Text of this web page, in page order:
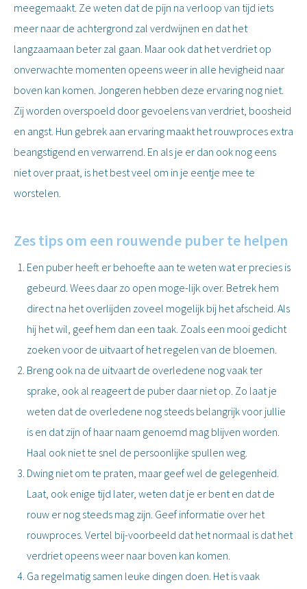
meegemaakt. Ze weten dat de pijn na verloop van tijd iets
meer naar de achtergrond zal verdwijnen en dat het
langzaamaan beter zal gaan. Maar ook dat het verdriet op
onverwachte momenten opeens weer in alle hevigheid naar
boven kan komen. Jongeren hebben deze ervaring nog niet.
Zij worden overspoeld door gevoelens van verdriet, boosheid
en angst. Hun gebrek aan ervaring maakt het rouwproces extra
beangstigend en verwarrend. En als je er dan ook nog eens
niet over praat, is het best veel om in je eentje mee te
worstelen.
Zes tips om een rouwende puber te helpen
Een puber heeft er behoefte aan te weten wat er precies is
gebeurd. Wees daar zo open moge-lijk over. Betrek hem
direct na het overlijden zoveel mogelijk bij het afscheid. Als
hij het wil, geef hem dan een taak. Zoals een mooi gedicht
zoeken voor de uitvaart of het regelen van de bloemen.
Breng ook na de uitvaart de overledene nog vaak ter
sprake, ook al reageert de puber daar niet op. Zo laat je
weten dat de overledene nog steeds belangrijk voor jullie
is en dat zijn of haar naam genoemd mag blijven worden.
Haal ook niet te snel de persoonlijke spullen weg.
Dwing niet om te praten, maar geef wel de gelegenheid.
Laat, ook enige tijd later, weten dat je er bent en dat de
rouw er nog steeds mag zijn. Geef informatie over het
rouwproces. Vertel bij-voorbeeld dat het normaal is dat het
verdriet opeens weer naar boven kan komen.
Ga regelmatig samen leuke dingen doen. Het is vaak